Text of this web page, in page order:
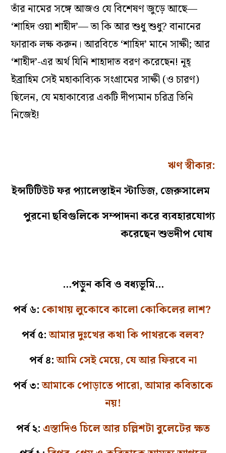
তাঁর নামের সঙ্গে আজও যে বিশেষণ জুড়ে আছে—
‘শাহিদ ওয়া শাহীদ’— তা কি আর শুধু শুধু? বানানের
ফারাক লক্ষ করুন। আরবিতে ‘শাহিদ’ মানে সাক্ষী; আর
‘শাহীদ’-এর অর্থ যিনি শাহাদাত বরণ করেছেন! নূহ্‌
ইব্রাহিম সেই মহাকাব্যিক সংগ্রামের সাক্ষী (ও চারণ)
ছিলেন, যে মহাকাব্যের একটি দীপ্যমান চরিত্র তিনি
নিজেই!
ঋণ স্বীকার:
ইন্সটিটিউট ফর প্যালেস্তাইন স্টাডিজ, জেরুসালেম
পুরনো ছবিগুলিকে সম্পাদনা করে ব্যবহারযোগ্য
করেছেন শুভদীপ ঘোষ
…পড়ুন কবি ও বধ্যভূমি…
পর্ব ৬: কোথায় লুকোবে কালো কোকিলের লাশ?
পর্ব ৫:আমার দুঃখের কথা কি পাথরকে বলব?
পর্ব ৪:আমি সেই মেয়ে, যে আর ফিরবে না
পর্ব ৩:আমাকে পোড়াতে পারো, আমার কবিতাকে
নয়!
পর্ব ২: এস্তাদিও চিলে আর চল্লিশটা বুলেটের ক্ষত